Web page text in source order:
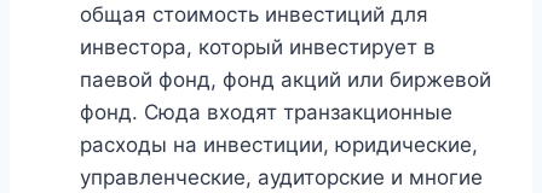
общая стоимость инвестиций для
инвестора, который инвестирует в
паевой фонд, фонд акций или биржевой
фонд. Сюда входят транзакционные
расходы на инвестиции, юридические,
управленческие, аудиторские и многие